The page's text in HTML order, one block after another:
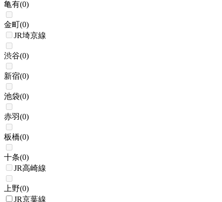
亀有(0)
金町(0)
JR埼京線
渋谷(0)
新宿(0)
池袋(0)
赤羽(0)
板橋(0)
十条(0)
JR高崎線
上野(0)
JR京葉線